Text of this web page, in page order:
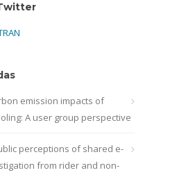
emission impacts of
A user group perspective
perceptions of shared e-
from rider and non-